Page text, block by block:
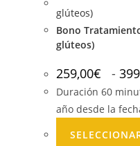
Bono
glúteos)
259,00€ -
Duración 60
año desde la